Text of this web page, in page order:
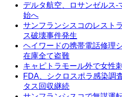
デルタ航空、ロサンゼルス-
始へ
サンフランシスコのレスト
ス破壊事件発生
ヘイワードの携帯電話修理
在庫全て盗難
キャピトラモール外で女性
FDA、シクロスポラ感染調
タス回収継続